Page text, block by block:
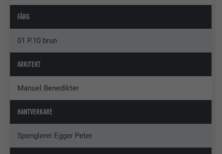
FÄRG
01 P.10 brun
ARKITEKT
Manuel Benedikter
HANTVERKARE
Spenglerei Egger Peter